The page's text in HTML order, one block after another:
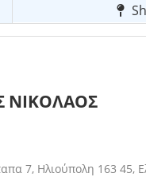
ΝΙΚΟΛΑΟΣ
7, Ηλιούπολη 163 45,